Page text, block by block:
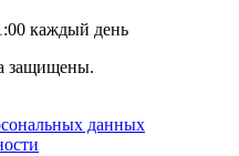
каждый день
защищены.
данных